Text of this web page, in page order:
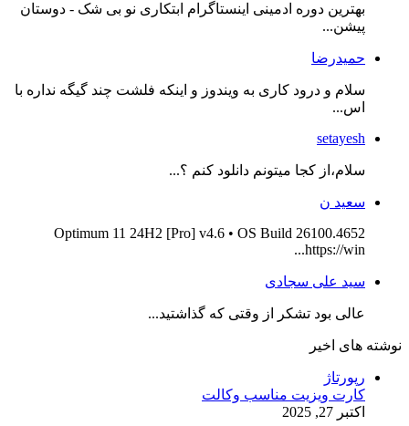
بهترین دوره ادمینی اینستاگرام ابتکاری نو بی شک - دوستان
پیشن...
حمیدرضا
سلام و درود کاری به ویندوز و اینکه فلشت چند گیگه نداره با
اس...
setayesh
سلام،از کجا میتونم دانلود کنم ؟...
سعید ن
Optimum 11 24H2 [Pro] v4.6 • OS Build 26100.4652
https://win...
سید علی سجادی
عالی بود تشکر از وقتی که گذاشتید...
نوشته های اخیر
رپورتاژ
کارت ویزیت مناسب وکالت
اکتبر 27, 2025